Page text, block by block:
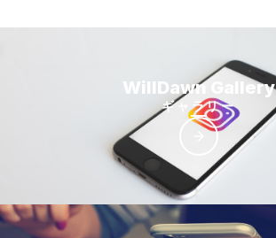
WillDawn Gallery
ギャラリー